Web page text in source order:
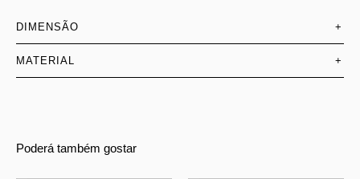
DIMENSÃO +
MATERIAL +
Poderá também gostar